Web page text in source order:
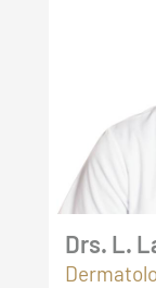
Drs. L.